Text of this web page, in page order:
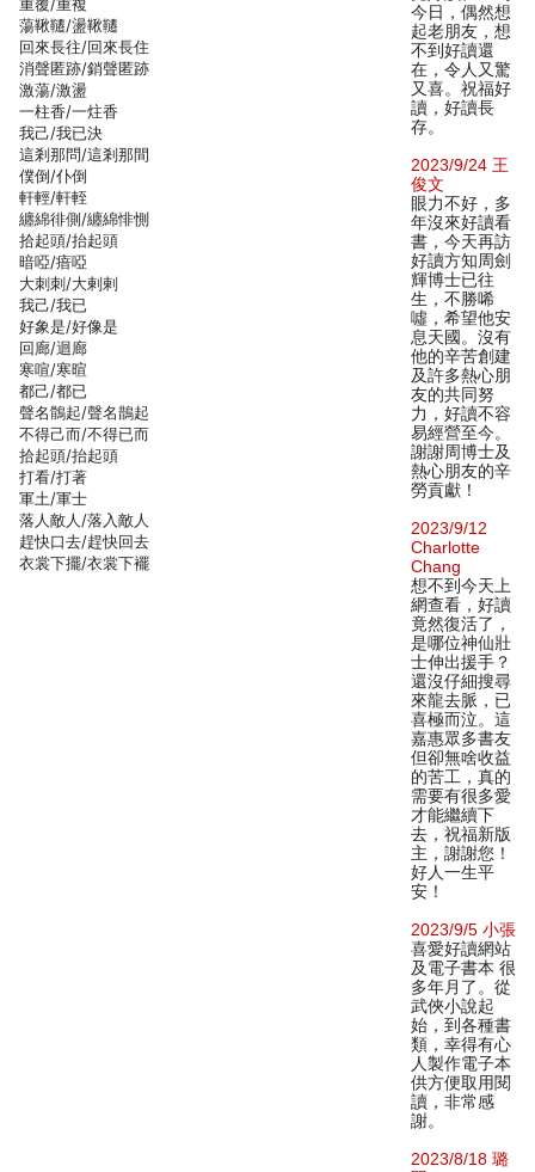
蕩鞦韆/盪鞦韆
回來長往/回來長住
消聲匿跡/銷聲匿跡
激蕩/激盪
一柱香/一炷香
我己/我已決
這剎那問/這剎那間
僕倒/仆倒
軒輕/軒輊
纏綿徘側/纏綿悱惻
拾起頭/抬起頭
暗啞/瘖啞
大刺刺/大剌剌
我己/我已
好象是/好像是
回廊/迴廊
寒喧/寒暄
都己/都已
聲名鶻起/聲名鵲起
不得己而/不得已而
拾起頭/抬起頭
打看/打著
軍土/軍士
落人敵人/落入敵人
趕快口去/趕快回去
衣裳下擺/衣裳下襬
今日，偶然想
起老朋友，想
不到好讀還
在，令人又驚
又喜。祝福好
讀，好讀長
存。
2023/9/24 王
俊文
眼力不好，多
年沒來好讀看
書，今天再訪
好讀方知周劍
輝博士已往
生，不勝唏
噓，希望他安
息天國。沒有
他的辛苦創建
及許多熱心朋
友的共同努
力，好讀不容
易經營至今。
謝謝周博士及
熱心朋友的辛
勞貢獻！
2023/9/12
Charlotte
Chang
想不到今天上
網查看，好讀
竟然復活了，
是哪位神仙壯
士伸出援手？
還沒仔細搜尋
來龍去脈，已
喜極而泣。這
嘉惠眾多書友
但卻無啥收益
的苦工，真的
需要有很多愛
才能繼續下
去，祝福新版
主，謝謝您！
好人一生平
安！
2023/9/5 小張
喜愛好讀網站
及電子書本 很
多年月了。從
武俠小說起
始，到各種書
類，幸得有心
人製作電子本
供方便取用閱
讀，非常感
謝。
2023/8/18 璐